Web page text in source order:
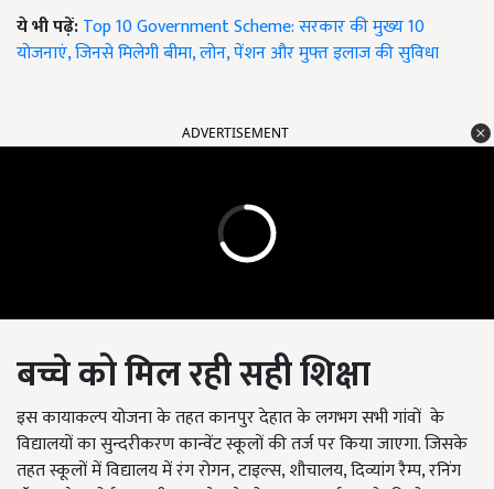
ये भी पढ़ें:Top 10 Government Scheme: सरकार की मुख्य 10
योजनाएं, जिनसे मिलेगी बीमा, लोन, पेंशन और मुफ्त इलाज की सुविधा
ADVERTISEMENT
बच्चे को मिल रही सही शिक्षा
इस कायाकल्प योजना के तहत कानपुर देहात के लगभग सभी गांवों के
विद्यालयों का सुन्दरीकरण कान्वेंट स्कूलों की तर्ज पर किया जाएगा. जिसके
तहत स्कूलों में विद्यालय में रंग रोगन, टाइल्स, शौचालय, दिव्यांग रैम्प, रनिंग